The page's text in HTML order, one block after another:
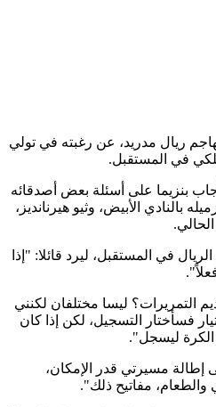
ريال مدريد، عن رغبته في تولي
في المستقبل.
بنزيما على أسئلة بعض أصدقائه
الأبيض، وثيو هيرنانديز،
في المستقبل، ليرد قائلا: "إذا
التمريرات؟ ليسا مختلفان لكنني
فسأختار التسجيل، لكن إذا كان
ليسجل".
مسيرتي قدر الإمكان،
والطعام، مفاتيح ذلك".